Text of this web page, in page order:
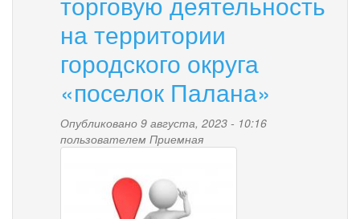
на территории
городского округа
«поселок Палана»
Опубликовано 9 августа, 2023 - 10:16
пользователем Приемная